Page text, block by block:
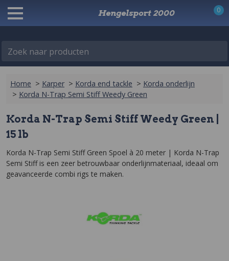
Zoek naar producten
Hengelsport 2000 0
Home > Karper > Korda end tackle > Korda onderlijn
> Korda N-Trap Semi Stiff Weedy Green
Korda N-Trap Semi Stiff Weedy Green |
15 lb
Korda N-Trap Semi Stiff Green Spoel à 20 meter | Korda N-Trap
Semi Stiff is een zeer betrouwbaar onderlijnmateriaal, ideaal om
geavanceerde combi rigs te maken.